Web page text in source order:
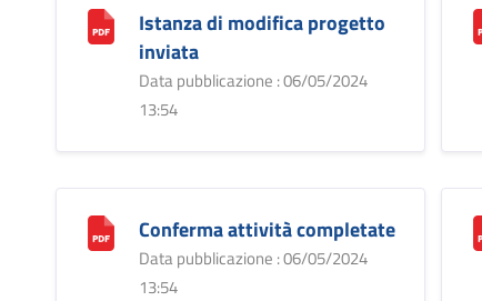
Istanza di modifica progetto
inviata
Data pubblicazione : 06/05/2024
13:54
Conferma attività completate
Data pubblicazione : 06/05/2024
13:54